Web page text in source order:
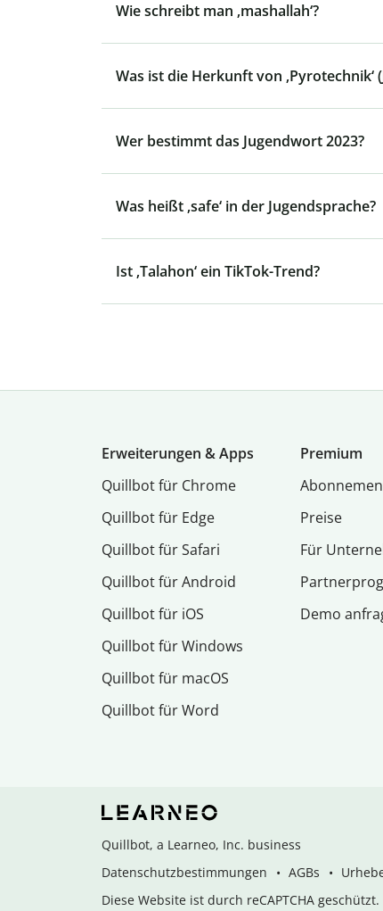
Wie schreibt man ‚mashallah‘?
Was ist die Herkunft von ‚Pyrotechnik‘
Wer bestimmt das Jugendwort 2023?
Was heißt ‚safe‘ in der Jugendsprache?
Ist ‚Talahon‘ ein TikTok-Trend?
Erweiterungen & Apps
Quillbot für Chrome
Quillbot für Edge
Quillbot für Safari
Quillbot für Android
Quillbot für iOS
Quillbot für Windows
Quillbot für macOS
Quillbot für Word
Premium
Preise
Für
Demo
Quillbot, a Learneo, Inc. business
Datenschutzbestimmungen
AGBs
Diese Website ist durch reCAPTCHA